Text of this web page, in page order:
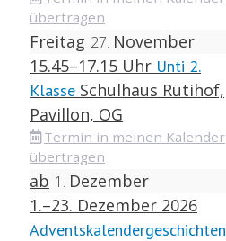
übertragen
Freitag 27 November
15.45–17.15 Uhr Unti 2.
Klasse Schulhaus Rütihof,
Pavillon, OG
Termin in meinen Kalender
übertragen
ab 1 Dezember
1.–23. Dezember 2026
Adventskalendergeschichten